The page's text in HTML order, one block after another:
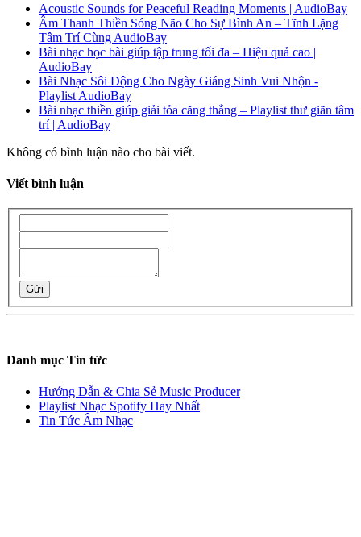
Acoustic Sounds for Peaceful Reading Moments | AudioBay
Âm Thanh Thiền Sóng Não Cho Sự Bình An – Tĩnh Lặng
Tâm Trí Cùng AudioBay
Bài nhạc học bài giúp tập trung tối đa – Hiệu quả cao |
AudioBay
Bài Nhạc Sôi Động Cho Ngày Giáng Sinh Vui Nhộn -
Playlist AudioBay
Bài nhạc thiền giúp giải tỏa căng thẳng – Playlist thư giãn tâm
trí | AudioBay
Không có bình luận nào cho bài viết.
Viết bình luận
Gửi
Danh mục Tin tức
Hướng Dẫn & Chia Sẻ Music Producer
Playlist Nhạc Spotify Hay Nhất
Tin Tức Âm Nhạc